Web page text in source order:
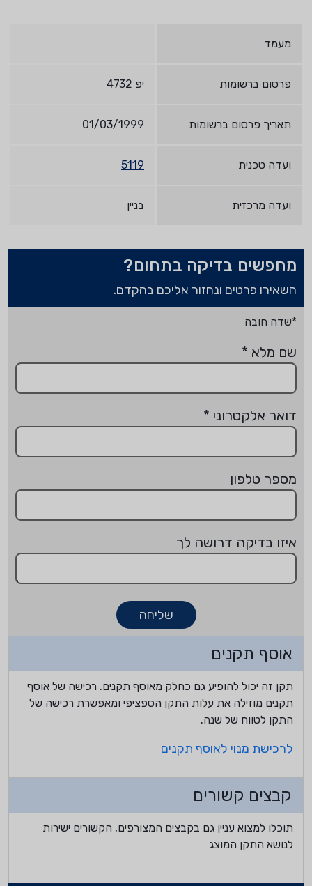
מעמד
פרסום ברשומות יפ 4732
תאריך פרסום ברשומות 01/03/1999
ועדה טכנית 5119
ועדה מרכזית בניין
מחפשים בדיקה בתחום?
השאירו פרטים ונחזור אליכם בהקדם.
*שדה חובה
שם מלא *
דואר אלקטרוני *
מספר טלפון
איזו בדיקה דרושה לך
שליחה
אוסף תקנים
תקן זה יכול להופיע גם כחלק מאוסף תקנים. רכישה של אוסף
תקנים מוזילה את עלות התקן הספציפי ומאפשרת רכישה של
התקן לטווח של שנה.
לרכישת מנוי לאוסף תקנים
קבצים קשורים
תוכלו למצוא עניין גם בקבצים המצורפים, הקשורים ישירות
לנושא התקן המוצג